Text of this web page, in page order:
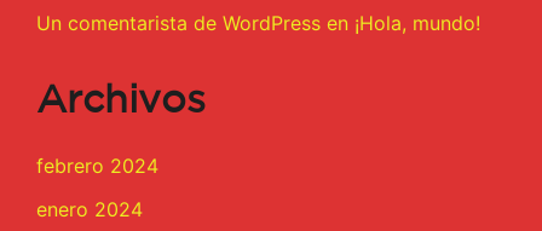
Un comentarista de WordPress en ¡Hola, mundo!
Archivos
febrero 2024
enero 2024